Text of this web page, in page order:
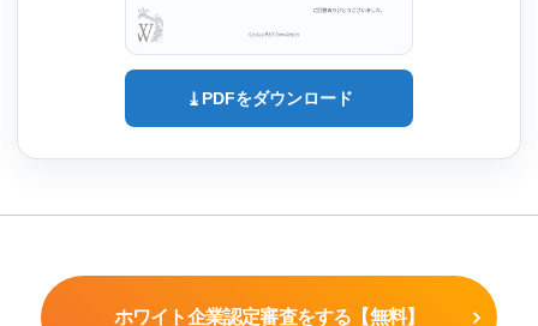
⤓ PDFをダウンロード
ホワイト企業認定審査をする【無料】